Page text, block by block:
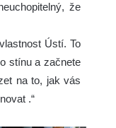
že
Ústí. To
stínu a začnete
na to, jak vás
.“